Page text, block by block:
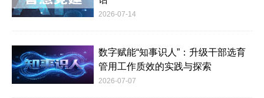
2026-07-14
数字赋能“知事识人”：升级干部选育
管用工作质效的实践与探索
2026-07-07